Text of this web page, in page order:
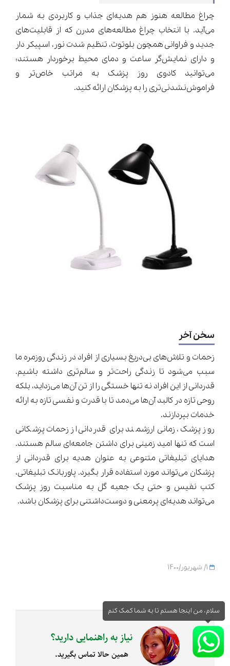
سلام، من اینجا هستم تا به شما کمک کنم
چراغ مطالعه هنوز هم هدیه‌ای جذاب و کاربردی به شمار
می‌آید. با انتخاب چراغ مطالعه‌های مدرن که از قابلیت‌های
جدید و فراوانی همچون بلوتوث، تنظیم شدت نور، اسپیکر دار
و دارای نمایش‌گر ساعت و دمای محیط برخوردار هستند؛
می‌توانید کادوی روز پزشک به مراتب خاص‌تر و
فراموش‌نشدنی‌تری را به پزشکان ارائه کنید.
سخن آخر
زحمات و تلاش‌های بی‌دریغ بسیاری از افراد در زندگی روزمره ما
سبب می‌شود تا زندگی راحت‌تر و سالم‌تری داشته باشیم.
قدردانی از این افراد نه تنها خستگی را از تن آن‌ها می‌زداید، بلکه
روحی تازه در کالبد آن‌ها می‌دمد تا با قدرت و نفسی تازه به ارائه
خدمات بپردازند.
روز پزشک، زمانی ارزشمند برای قدردانی از زحمات پزشکانی
است که تنها امید زمینی برای داشتن جامعه‌ای سالم هستند.
هدایای تبلیغاتی متنوعی به عنوان هدیه برای قدردانی از
پزشکان می‌تواند مورد استفاده قرار بگیرد. پاوربانک تبلیغاتی،
کتب نفیس و حتی یک جعبه گل به مناسبت روز پزشک
می‌تواند هدیه‌ای پرمعنی و دوست‌داشتنی برای پزشکان باشد.
نیاز به راهنمایی دارید؟
همین حالا تماس بگیرید.